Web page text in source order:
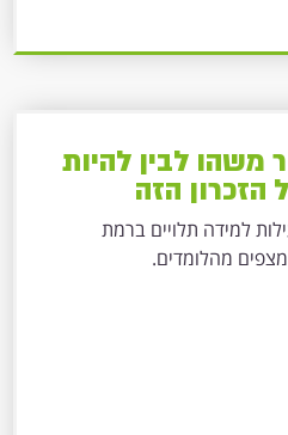
משהו לבין להיות
הזכרון הזה
למידה תלויים ברמת
מהלומדים.